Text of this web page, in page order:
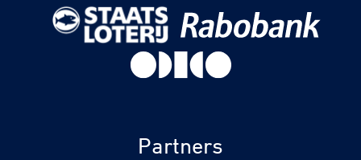
Partners